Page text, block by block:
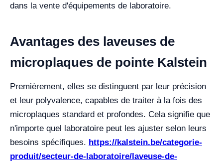
dans la vente d'équipements de laboratoire.
Avantages des laveuses de
microplaques de pointe Kalstein
Premièrement, elles se distinguent par leur précision
et leur polyvalence, capables de traiter à la fois des
microplaques standard et profondes. Cela signifie que
n'importe quel laboratoire peut les ajuster selon leurs
besoins spécifiques. https://kalstein.be/categorie-
produit/secteur-de-laboratoire/laveuse-de-